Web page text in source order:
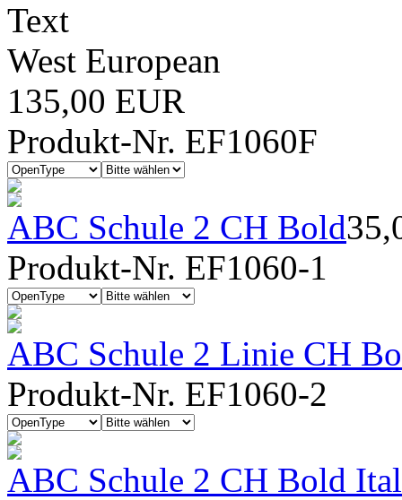
Text
West European
135,00 EUR
Produkt-Nr. EF1060F
ABC Schule 2 CH Bold
Produkt-Nr. EF1060-1
ABC Schule 2 Linie CH
Produkt-Nr. EF1060-2
ABC Schule 2 CH Bold